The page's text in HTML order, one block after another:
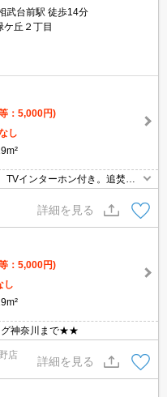
武台前駅 徒歩14分
丘２丁目
：5,000円)
し
インターホン付き。追焚給
(初回保証料賃料の50%、月次
詳細を見る
：5,000円)
し
グ神奈川まで★★
店
詳細を見る